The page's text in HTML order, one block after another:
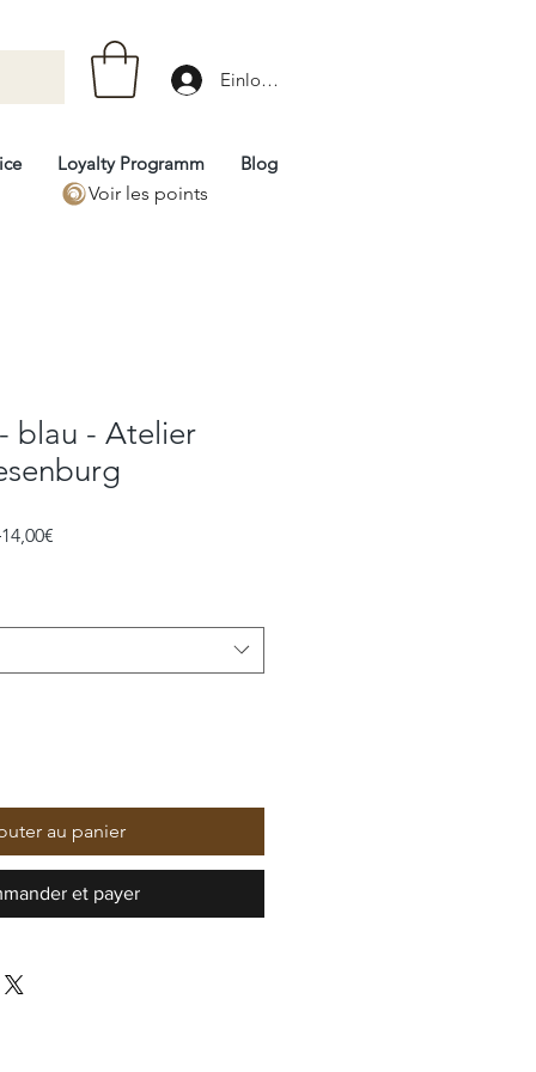
Einloggen
Loyalty Programm
Blog
Voir les points
blau - Atelier
Prix
14,00€
au panier
et payer